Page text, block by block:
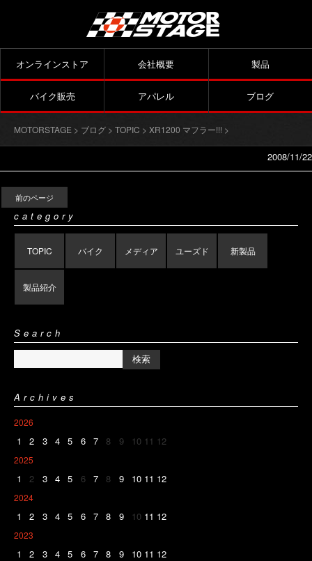
オンラインストア 会社概要 製品
バイク販売 アパレル ブログ
MOTORSTAGE > ブログ > TOPIC > XR1200 マフラー!!! >
2008/11/22
前のページ
category
TOPIC バイク メディア ユーズド 新製品
製品紹介
Search
Archives
2026
1 2 3 4 5 6 7 8 9 10 11 12
2025
1 2 3 4 5 6 7 8 9 10 11 12
2024
1 2 3 4 5 6 7 8 9 10 11 12
2023
1 2 3 4 5 6 7 8 9 10 11 12